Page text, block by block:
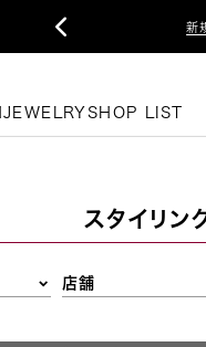
新

JEWELRY SHOP LIST
スタイリン
店舗